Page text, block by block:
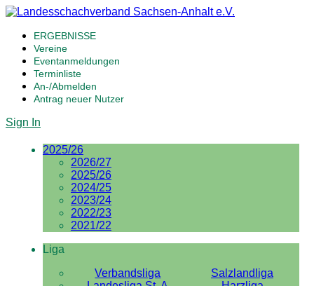
ERGEBNISSE
Vereine
Eventanmeldungen
Terminliste
An-/Abmelden
Antrag neuer Nutzer
Sign In
2025/26
2026/27
2025/26
2024/25
2023/24
2022/23
2021/22
Liga
Verbandsliga
Salzlandliga